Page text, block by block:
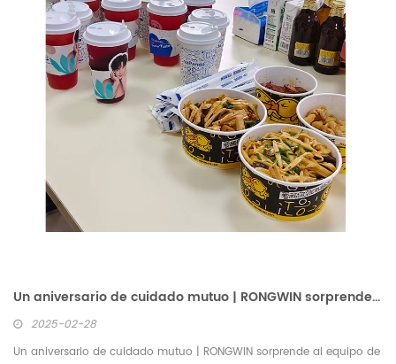
Un aniversario de cuidado mutuo | RONGWIN sorprende al equipo de RRHH con un sentido homenaje
2025-02-28
Un aniversario de cuidado mutuo | RONGWIN sorprende al equipo de